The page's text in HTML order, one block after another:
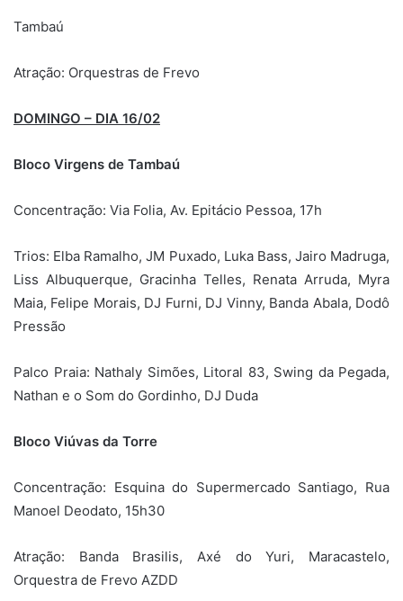
Tambaú
Atração: Orquestras de Frevo
DOMINGO – DIA 16/02
Bloco Virgens de Tambaú
Concentração: Via Folia, Av. Epitácio Pessoa, 17h
Trios: Elba Ramalho, JM Puxado, Luka Bass, Jairo Madruga,
Liss Albuquerque, Gracinha Telles, Renata Arruda, Myra
Maia, Felipe Morais, DJ Furni, DJ Vinny, Banda Abala, Dodô
Pressão
Palco Praia: Nathaly Simões, Litoral 83, Swing da Pegada,
Nathan e o Som do Gordinho, DJ Duda
Bloco Viúvas da Torre
Concentração: Esquina do Supermercado Santiago, Rua
Manoel Deodato, 15h30
Atração: Banda Brasilis, Axé do Yuri, Maracastelo,
Orquestra de Frevo AZDD